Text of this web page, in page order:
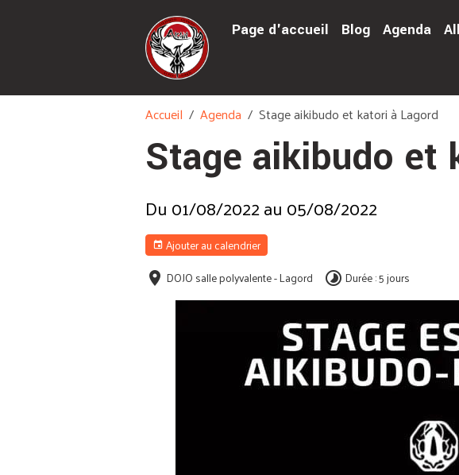
Page d'accueil Blog Agenda
Accueil Agenda Stage aikibudo et katori à Lagord
Stage aikibudo et
Du 01/08/2022au 05/08/2022
Ajouter au calendrier
DOJO salle polyvalente - Lagord
Durée : 5 jours